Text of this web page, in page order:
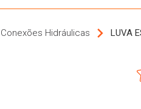
Hidráulicas LUVA